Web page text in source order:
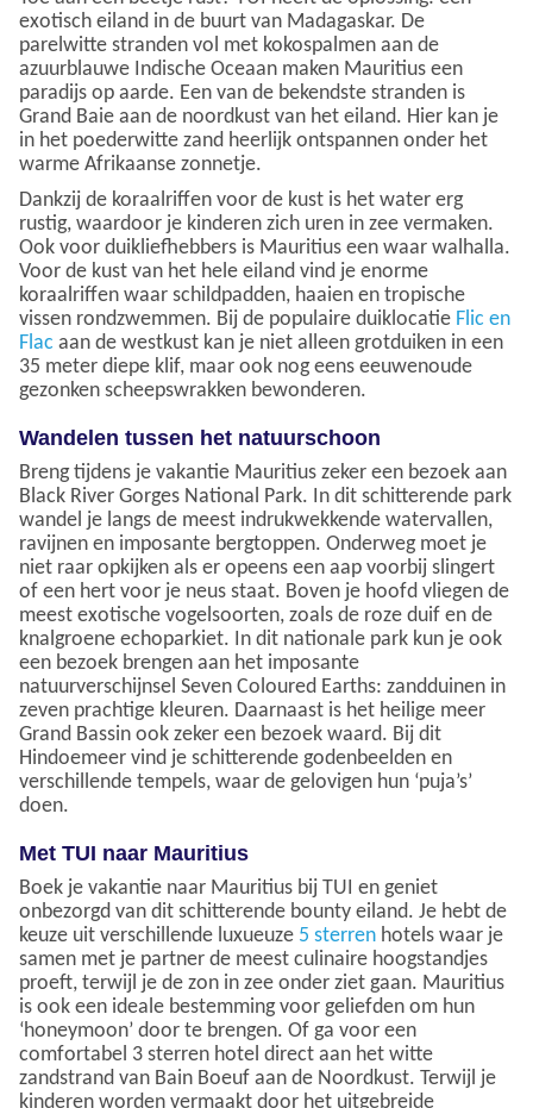
exotisch eiland in de buurt van Madagaskar. De
parelwitte stranden vol met kokospalmen aan de
azuurblauwe Indische Oceaan maken Mauritius een
paradijs op aarde. Een van de bekendste stranden is
Grand Baie aan de noordkust van het eiland. Hier kan je
in het poederwitte zand heerlijk ontspannen onder het
warme Afrikaanse zonnetje.
Dankzij de koraalriffen voor de kust is het water erg
rustig, waardoor je kinderen zich uren in zee vermaken.
Ook voor duikliefhebbers is Mauritius een waar walhalla.
Voor de kust van het hele eiland vind je enorme
koraalriffen waar schildpadden, haaien en tropische
vissen rondzwemmen. Bij de populaire duiklocatie Flic en
Flac aan de westkust kan je niet alleen grotduiken in een
35 meter diepe klif, maar ook nog eens eeuwenoude
gezonken scheepswrakken bewonderen.
Wandelen tussen het natuurschoon
Breng tijdens je vakantie Mauritius zeker een bezoek aan
Black River Gorges National Park. In dit schitterende park
wandel je langs de meest indrukwekkende watervallen,
ravijnen en imposante bergtoppen. Onderweg moet je
niet raar opkijken als er opeens een aap voorbij slingert
of een hert voor je neus staat. Boven je hoofd vliegen de
meest exotische vogelsoorten, zoals de roze duif en de
knalgroene echoparkiet. In dit nationale park kun je ook
een bezoek brengen aan het imposante
natuurverschijnsel Seven Coloured Earths: zandduinen in
zeven prachtige kleuren. Daarnaast is het heilige meer
Grand Bassin ook zeker een bezoek waard. Bij dit
Hindoemeer vind je schitterende godenbeelden en
verschillende tempels, waar de gelovigen hun ‘puja’s’
doen.
Met TUI naar Mauritius
Boek je vakantie naar Mauritius bij TUI en geniet
onbezorgd van dit schitterende bounty eiland. Je hebt de
keuze uit verschillende luxueuze 5 sterren hotels waar je
samen met je partner de meest culinaire hoogstandjes
proeft, terwijl je de zon in zee onder ziet gaan. Mauritius
is ook een ideale bestemming voor geliefden om hun
‘honeymoon’ door te brengen. Of ga voor een
comfortabel 3 sterren hotel direct aan het witte
zandstrand van Bain Boeuf aan de Noordkust. Terwijl je
kinderen worden vermaakt door het uitgebreide